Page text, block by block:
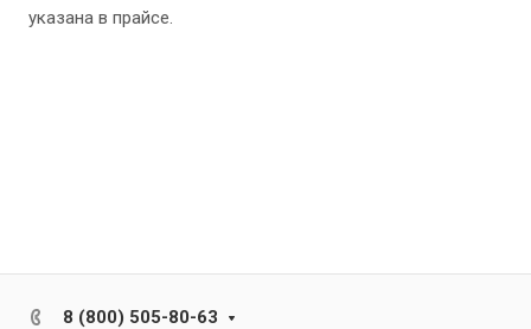
указана в прайсе.
8 (800) 505-80-63